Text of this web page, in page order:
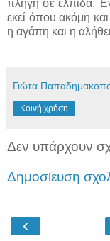
πληγή σε ελπίδα.
εκεί όπου ακόμη
η αγάπη και η
Γιώτα
Κοινή χρήση
Δεν υπάρχουν
Δημοσίευση
‹